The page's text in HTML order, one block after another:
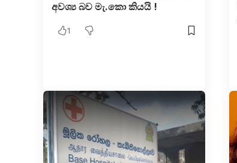
අවශ්‍ය බව මැ.කො කියයි !
1